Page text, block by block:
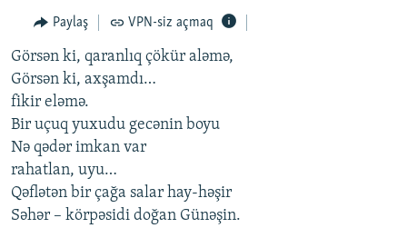
QANUNI DOĞRU
ARAŞDIRMA
MULTIMEDIA
VIDEO
FOTOQALEREYA
İNFOQRAFIKA
KARIKATURA
RADIO ARXIV
OXU ZALI
AZƏRBAYCAN ƏDƏBIYYATI KITABXANASI
İSLAM VƏ DEMOKRATIYA
HAQQIMIZDA
MISSIYAMIZ
PEŞƏ ETIKASI VƏ JURNALISTIKA STANDARTLARIMIZ
BIZI IZLƏ
Paylaş VPN-siz açmaq
Görsən ki, qaranlıq çökür aləmə,
Görsən ki, axşamdı…
fikir eləmə.
Bir uçuq yuxudu gecənin boyu
Nə qədər imkan var
rahatlan, uyu…
Qəflətən bir çağa salar hay-həşir
Səhər – körpəsidi doğan Günəşin.